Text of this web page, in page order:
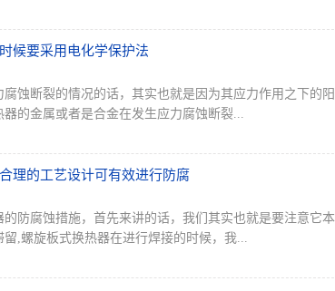
候要采用电化学保护法
腐蚀断裂的情况的话，其实也就是因为其应力作用之下
的金属或者是合金在发生应力腐蚀断裂...
理的工艺设计可有效进行防腐
防腐蚀措施，首先来讲的话，我们其实也就是要注意它
留,螺旋板式换热器在进行焊接的时候，我...